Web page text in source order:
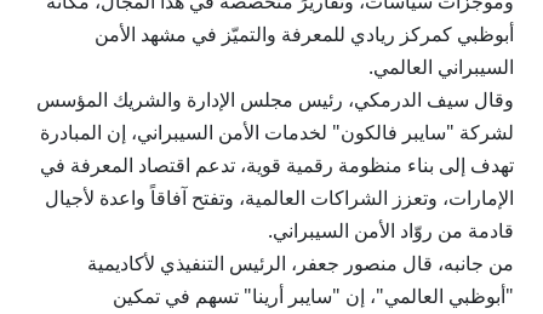
أبوظبي كمركز ريادي للمعرفة والتميّز في مشهد الأمن
السيبراني العالمي.
وقال سيف الدرمكي، رئيس مجلس الإدارة والشريك المؤسس
لشركة "سايبر فالكون" لخدمات الأمن السيبراني، إن المبادرة
تهدف إلى بناء منظومة رقمية قوية، تدعم اقتصاد المعرفة في
الإمارات، وتعزز الشراكات العالمية، وتفتح آفاقاً واعدة لأجيال
قادمة من روّاد الأمن السيبراني.
من جانبه، قال منصور جعفر، الرئيس التنفيذي لأكاديمية
"أبوظبي العالمي"، إن "سايبر أرينا" تسهم في تمكين